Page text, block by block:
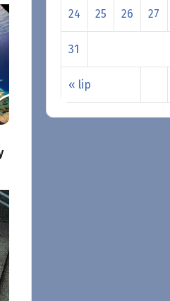
« lip
24 25 26 27
31